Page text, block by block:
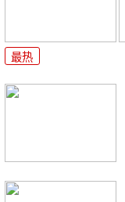
最热